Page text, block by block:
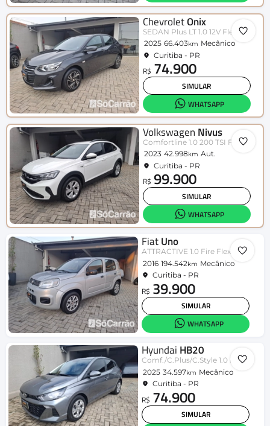
ChevroletOnix
SEDAN Plus LT 1.0 12V Flex 4p Mec.
2025 66.403km Mecânico
Curitiba - PR
R$ 74.900
SIMULAR
WHATSAPP
Volkswagen Nivus
Comfortline 1.0 200 TSI Flex Aut.
2023 42.998km Aut.
Curitiba - PR
R$ 99.900
SIMULAR
WHATSAPP
FiatUno
ATTRACTIVE 1.0 Fire Flex 8V 5p
2016 194.542km Mecânico
Curitiba - PR
R$ 39.900
SIMULAR
WHATSAPP
Hyundai HB20
Comf./C.Plus/C.Style 1.0 Flex 12V
2025 34.597km Mecânico
Curitiba - PR
R$ 74.900
SIMULAR